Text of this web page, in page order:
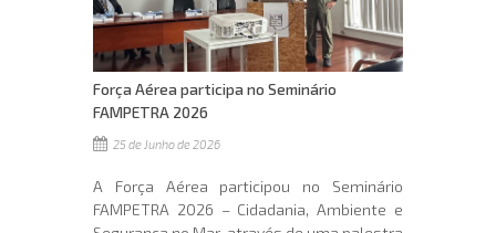
Força Aérea participa no Seminário
FAMPETRA 2026
25 de Junho de 2026
A Força Aérea participou no Seminário
FAMPETRA 2026 – Cidadania, Ambiente e